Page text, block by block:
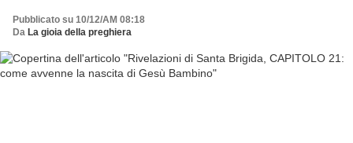
Pubblicato su 10/12/AM 08:18
Da La gioia della preghiera